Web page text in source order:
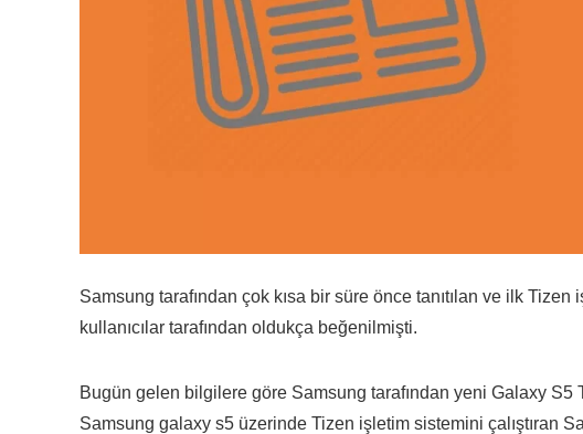
Samsung tarafından çok kısa bir süre önce tanıtılan ve ilk
kullanıcılar tarafından oldukça beğenilmişti.
Bugün gelen bilgilere göre Samsung tarafından yeni Galaxy
Samsung galaxy s5 üzerinde Tizen işletim sistemini çalıştıran